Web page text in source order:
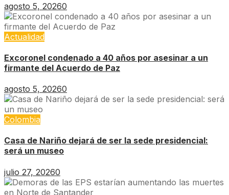
agosto 5, 20260
Actualidad
Excoronel condenado a 40 años por asesinar a un
firmante del Acuerdo de Paz
agosto 5, 20260
Colombia
Casa de Nariño dejará de ser la sede presidencial:
será un museo
julio 27, 20260